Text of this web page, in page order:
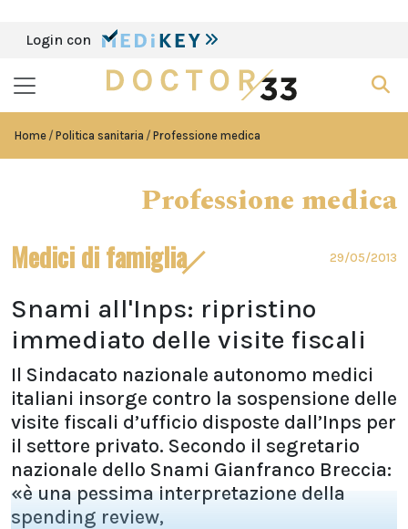
Login con
Home Politica sanitaria Professione medica
Professione medica
Medici di famiglia 29/05/2013
Snami all'Inps: ripristino
immediato delle visite fiscali
Il Sindacato nazionale autonomo medici
italiani insorge contro la sospensione delle
visite fiscali d’ufficio disposte dall’Inps per
il settore privato. Secondo il segretario
nazionale dello Snami Gianfranco Breccia:
«è una pessima interpretazione della
spending review,